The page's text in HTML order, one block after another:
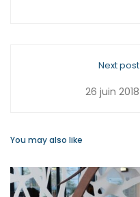
Next post
26 juin 2018
You may also like